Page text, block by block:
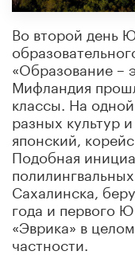
Во второй день
«Образование –
Мифландия
классы. На
разных культур
японский,
Подобная
Сахалинска,
года и первого
«Эврика» в
частности.